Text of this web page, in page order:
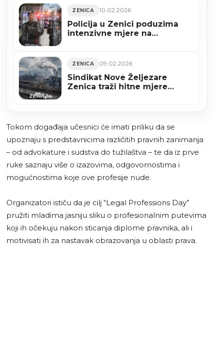
ZENICA 10.02.2026
Policija u Zenici poduzima
intenzivne mjere na
ZENICA 09.02.2026
Sindikat Nove Željezare
Zenica traži hitne mjere
Tokom događaja učesnici će imati priliku da se
upoznaju s predstavnicima različitih pravnih zanimanja
– od advokature i sudstva do tužilaštva – te da iz prve
ruke saznaju više o izazovima, odgovornostima i
mogućnostima koje ove profesije nude.
Organizatori ističu da je cilj “Legal Professions Day”
pružiti mladima jasniju sliku o profesionalnim putevima
koji ih očekuju nakon sticanja diplome pravnika, ali i
motivisati ih za nastavak obrazovanja u oblasti prava.